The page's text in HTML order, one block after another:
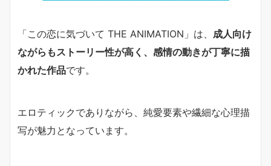
「この恋に気づいて THE ANIMATION」は、 成人向け
ながらもストーリー性が高く、感情の動きが丁寧に描
かれた作品です。
エロティックでありながら、純愛要素や繊細な心理描
写が魅力となっています。